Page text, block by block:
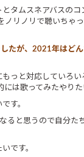
タムスネアバスのコ
ノリノリで聴いちゃっ
たが、2021年はど
もっと対応していろ
は歌ってみたやりた
す。
ると思うので自分た
です。